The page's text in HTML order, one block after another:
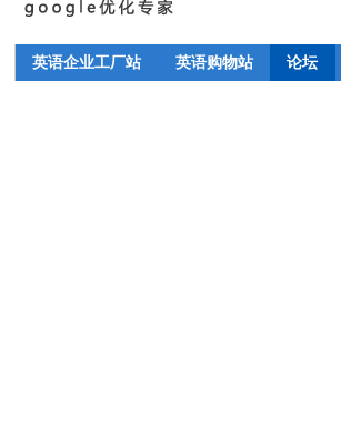
英语企业工厂站 英语购物站 论坛